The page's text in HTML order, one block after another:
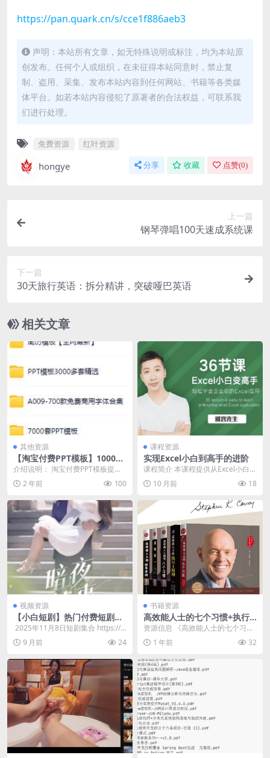
https://pan.quark.cn/s/cce1f886aeb3
声明：本站所有文章，如无特殊说明或标注，均为本站原
创发布。任何个人或组织，在未征得本站同意时，禁止复
制、盗用、采集、发布本站内容到任何网站、书籍等各类媒
体平台。如若本站内容侵犯了原著者的合法权益，可联系我
们进行处理。
免费资源 红叶资源
hongye 分享 收藏 点赞(0)
上一篇
钢琴弹唱100天速成系统课
下一篇
30天旅行英语：拆分精讲，突破哑巴英语
相关文章
其他资源
【淘宝付费PPT模板】10000
+套
介绍说明： 淘宝付费PPT模板提供
了超过10000套丰富多样的资源，
涵盖了从商务...
2 年前 100
课程资源
实现Excel小白到高手的进阶
课程简介 本课程提供从Excel小白到
高手的进阶学习，涵盖数据录入规
范、时间和日...
10 月前 18
视频资源
【小白短剧】热门付费短剧资
源分享2025年11月8日 74部
​ 2025年11月8日短剧集合 https://p
an.quark.cn/s/...
9 月前 24
书籍资源
高效能人士的七个习惯+执行
原则五部曲畅销经典套装(套装
共5册) [人文社科]
资源信息 《高效能人士的七个习
惯》及其延伸作品，提供个人和组
织成功的实用指南。涵...
1 年前 32